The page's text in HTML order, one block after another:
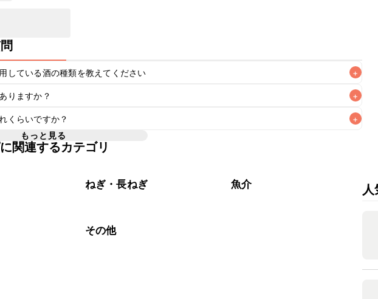
している酒の種類を教えてください +
りますか？ +
くらいですか？ +
蔵で翌日中が目安です。なるべくお早めにお召し上がりください。
もっと見る
関連するカテゴリ
ねぎ・長ねぎ 魚介
その他